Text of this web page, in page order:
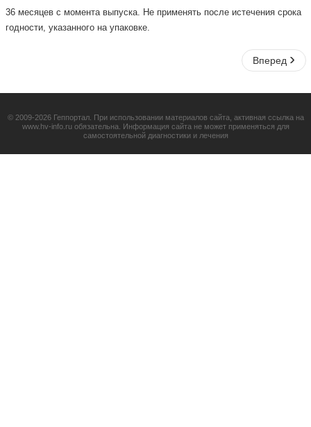
36 месяцев с момента выпуска. Не применять после истечения срока
годности, указанного на упаковке.
Вперед
© 2009-2026 Геппортал. При использовании материалов сайта, активная ссылка на
www.hv-info.ru обязательна. Информация сайта не может применяться для
самостоятельной диагностики и лечения